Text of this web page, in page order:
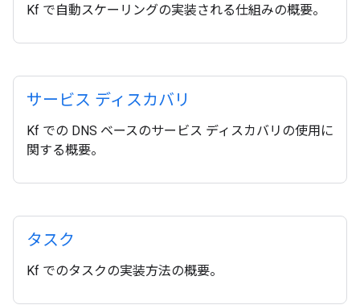
Kf で自動スケーリングの実装される仕組みの概要。
サービス ディスカバリ
Kf での DNS ベースのサービス ディスカバリの使用に
関する概要。
タスク
Kf でのタスクの実装方法の概要。